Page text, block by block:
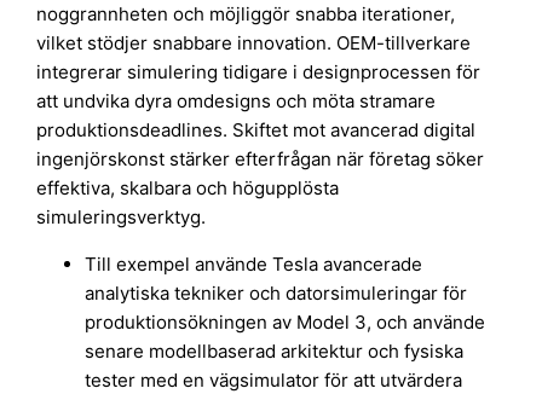
noggrannheten och möjliggör snabba iterationer,
vilket stödjer snabbare innovation. OEM-tillverkare
integrerar simulering tidigare i designprocessen för
att undvika dyra omdesigns och möta stramare
produktionsdeadlines. Skiftet mot avancerad digital
ingenjörskonst stärker efterfrågan när företag söker
effektiva, skalbara och högupplösta
simuleringsverktyg.
Till exempel använde Tesla avancerade
analytiska tekniker och datorsimuleringar för
produktionsökningen av Model 3, och använde
senare modellbaserad arkitektur och fysiska
tester med en vägsimulator för att utvärdera